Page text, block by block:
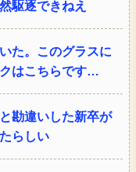
駆逐できねえ
た。このグラスに
はこちらです…
勘違いした新卒が
らしい